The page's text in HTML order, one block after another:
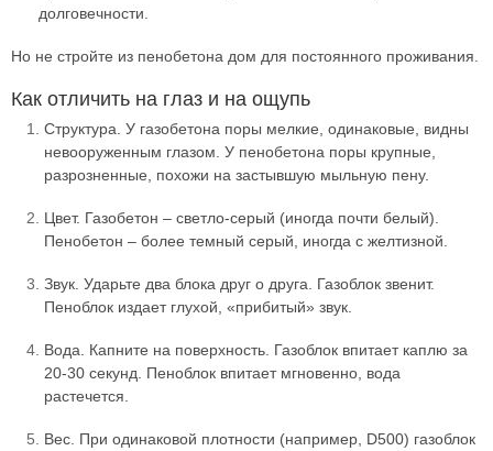
долговечности.
Но не стройте из пенобетона дом для постоянного проживания.
Как отличить на глаз и на ощупь
Структура. У газобетона поры мелкие, одинаковые, видны
невооруженным глазом. У пенобетона поры крупные,
разрозненные, похожи на застывшую мыльную пену.
Цвет. Газобетон – светло-серый (иногда почти белый).
Пенобетон – более темный серый, иногда с желтизной.
Звук. Ударьте два блока друг о друга. Газоблок звенит.
Пеноблок издает глухой, «прибитый» звук.
Вода. Капните на поверхность. Газоблок впитает каплю за
20-30 секунд. Пеноблок впитает мгновенно, вода
растечется.
Вес. При одинаковой плотности (например, D500) газоблок